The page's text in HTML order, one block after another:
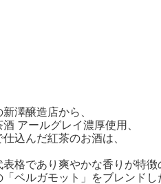
澤醸造店から、
アールグレイ濃厚使用、
仕込んだ紅茶のお酒は、
表格であり爽やかな香りが特徴
ベルガモット」をブレンドし